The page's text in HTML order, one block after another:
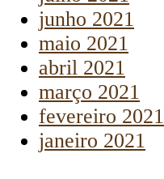
junho 2021
maio 2021
abril 2021
março 2021
fevereiro 2021
janeiro 2021